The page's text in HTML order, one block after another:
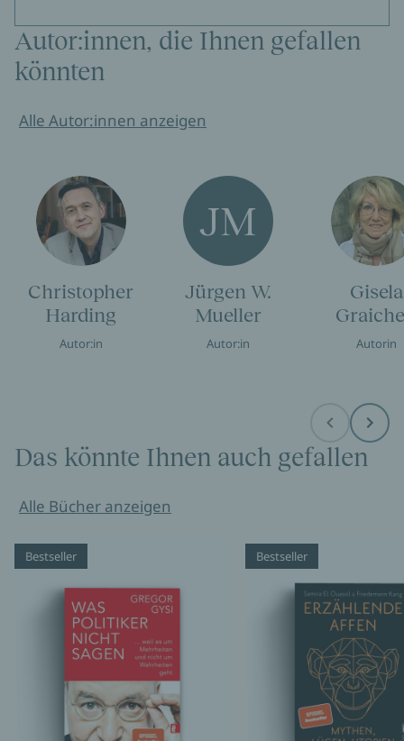
Autor:innen, die Ihnen gefallen
könnten
Alle Autor:innen anzeigen
Christopher
Harding
Autor:in
JM
Jürgen W.
Mueller
Autor:in
Gisela
Autorin
Before Next
Das könnte Ihnen auch gefallen
Alle Bücher anzeigen
Bestseller Bestseller